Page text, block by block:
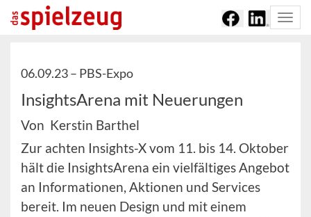
06.09.23 – PBS-Expo
InsightsArena mit Neuerungen
Von Kerstin Barthel
Zur achten Insights-X vom 11. bis 14. Oktober
hält die InsightsArena ein vielfältiges Angebot
an Informationen, Aktionen und Services
bereit. Im neuen Design und mit einem